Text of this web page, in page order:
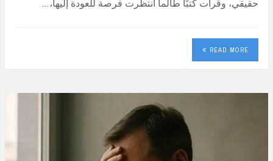
حقيقي، وقرأت كتبًا طالما انتظرت فرصة للعودة إليها،…
READ MORE